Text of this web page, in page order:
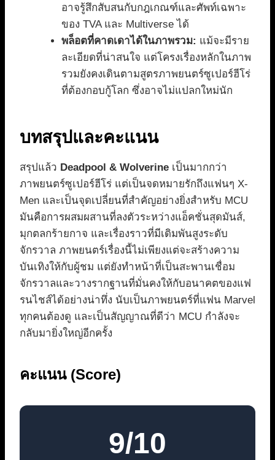
อาจรู้สึกสับสนกับกฎเกณฑ์และศัพท์เฉพาะ
ของ TVA และ Multiverse ได้
พล็อตที่คาดเดาได้ในภาพรวม: แม้จะมีราย
ละเอียดที่น่าสนใจ แต่โครงเรื่องหลักในภาพ
รวมยังคงเดินตามสูตรภาพยนตร์ซูเปอร์ฮีโร่
ที่ต้องกอบกู้โลก ซึ่งอาจไม่แปลกใหม่นัก
บทสรุปและคะแนน
สรุปแล้ว Deadpool & Wolverine เป็นมากกว่า
ภาพยนตร์ซูเปอร์ฮีโร่ แต่เป็นจดหมายรักถึงแฟนๆ X-
Men และเป็นจุดเปลี่ยนที่สำคัญอย่างยิ่งสำหรับ MCU
มันคือการผสมผสานที่ลงตัวระหว่างแอ็คชั่นสุดมันส์,
มุกตลกร้ายกาจ และเรื่องราวที่มีเดิมพันสูงระดับ
จักรวาล ภาพยนตร์เรื่องนี้ไม่เพียงแต่จะสร้างความ
บันเทิงให้กับผู้ชม แต่ยังทำหน้าที่เป็นสะพานเชื่อม
จักรวาลและวางรากฐานที่มั่นคงให้กับอนาคตของแฟ
รนไชส์ได้อย่างน่าทึ่ง นับเป็นภาพยนตร์ที่แฟน Marvel
ทุกคนต้องดู และเป็นสัญญาณที่ดีว่า MCU กำลังจะ
กลับมายิ่งใหญ่อีกครั้ง
คะแนน (Score)
9/10